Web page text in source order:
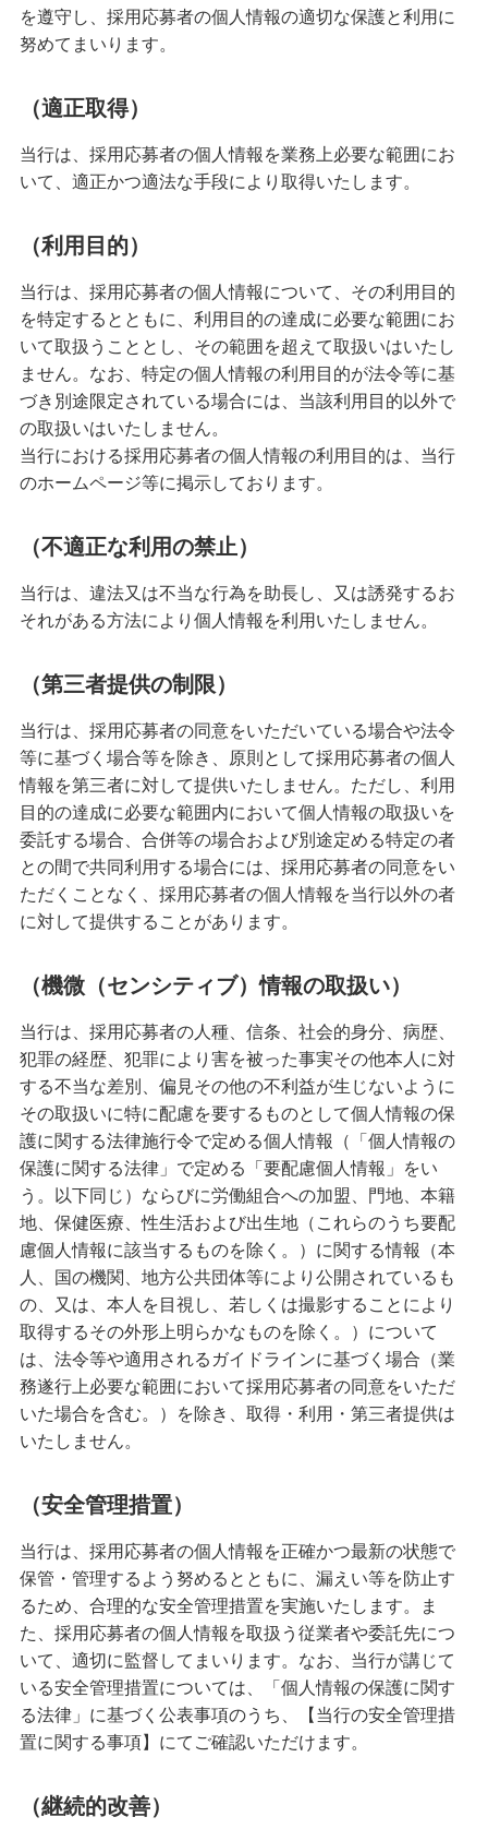
を遵守し、採用応募者の個人情報の適切な保護と利用に
努めてまいります。
（適正取得）
当行は、採用応募者の個人情報を業務上必要な範囲にお
いて、適正かつ適法な手段により取得いたします。
（利用目的）
当行は、採用応募者の個人情報について、その利用目的
を特定するとともに、利用目的の達成に必要な範囲にお
いて取扱うこととし、その範囲を超えて取扱いはいたし
ません。なお、特定の個人情報の利用目的が法令等に基
づき別途限定されている場合には、当該利用目的以外で
の取扱いはいたしません。
当行における採用応募者の個人情報の利用目的は、当行
のホームページ等に掲示しております。
（不適正な利用の禁止）
当行は、違法又は不当な行為を助長し、又は誘発するお
それがある方法により個人情報を利用いたしません。
（第三者提供の制限）
当行は、採用応募者の同意をいただいている場合や法令
等に基づく場合等を除き、原則として採用応募者の個人
情報を第三者に対して提供いたしません。ただし、利用
目的の達成に必要な範囲内において個人情報の取扱いを
委託する場合、合併等の場合および別途定める特定の者
との間で共同利用する場合には、採用応募者の同意をい
ただくことなく、採用応募者の個人情報を当行以外の者
に対して提供することがあります。
（機微（センシティブ）情報の取扱い）
当行は、採用応募者の人種、信条、社会的身分、病歴、
犯罪の経歴、犯罪により害を被った事実その他本人に対
する不当な差別、偏見その他の不利益が生じないように
その取扱いに特に配慮を要するものとして個人情報の保
護に関する法律施行令で定める個人情報（「個人情報の
保護に関する法律」で定める「要配慮個人情報」をい
う。以下同じ）ならびに労働組合への加盟、門地、本籍
地、保健医療、性生活および出生地（これらのうち要配
慮個人情報に該当するものを除く。）に関する情報（本
人、国の機関、地方公共団体等により公開されているも
の、又は、本人を目視し、若しくは撮影することにより
取得するその外形上明らかなものを除く。）について
は、法令等や適用されるガイドラインに基づく場合（業
務遂行上必要な範囲において採用応募者の同意をいただ
いた場合を含む。）を除き、取得・利用・第三者提供は
いたしません。
（安全管理措置）
当行は、採用応募者の個人情報を正確かつ最新の状態で
保管・管理するよう努めるとともに、漏えい等を防止す
るため、合理的な安全管理措置を実施いたします。ま
た、採用応募者の個人情報を取扱う従業者や委託先につ
いて、適切に監督してまいります。なお、当行が講じて
いる安全管理措置については、「個人情報の保護に関す
る法律」に基づく公表事項のうち、【当行の安全管理措
置に関する事項】にてご確認いただけます。
（継続的改善）